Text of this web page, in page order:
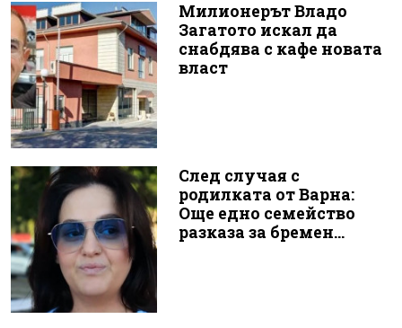
Милионерът Владо
Загатото искал да
снабдява с кафе новата
власт
След случая с
родилката от Варна:
Още едно семейство
разказа за бремен...